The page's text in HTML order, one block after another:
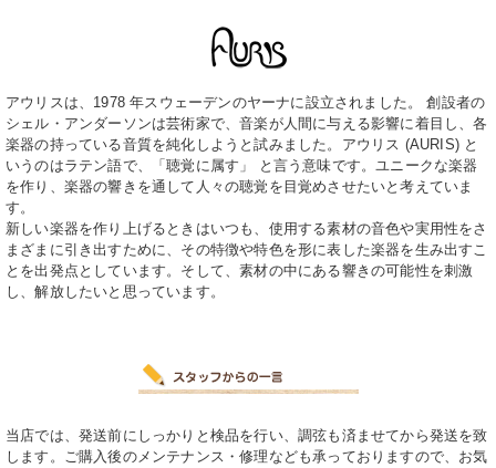
アウリスは、1978 年スウェーデンのヤーナに設立されました。 創設者の
シェル・アンダーソンは芸術家で、音楽が人間に与える影響に着目し、各
楽器の持っている音質を純化しようと試みました。アウリス (AURIS) と
いうのはラテン語で、「聴覚に属す」 と言う意味です。ユニークな楽器
を作り、楽器の響きを通して人々の聴覚を目覚めさせたいと考えていま
す。
新しい楽器を作り上げるときはいつも、使用する素材の音色や実用性をさ
まざまに引き出すために、その特徴や特色を形に表した楽器を生み出すこ
とを出発点としています。そして、素材の中にある響きの可能性を刺激
し、解放したいと思っています。
当店では、発送前にしっかりと検品を行い、調弦も済ませてから発送を致
します。 ご購入後のメンテナンス・修理なども承っておりますので、お気